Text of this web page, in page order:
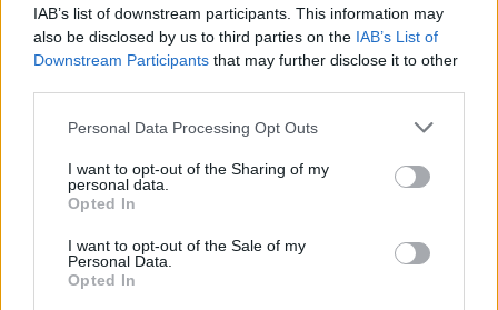
IAB’s list of downstream participants. This information may
also be disclosed by us to third parties on the IAB’s List of
Downstream Participants that may further disclose it to other
Personal Data Processing Opt Outs
I want to opt-out of the Sharing of my
personal data.
Opted In
I want to opt-out of the Sale of my
Personal Data.
Opted In
5 Αυγούστου 2026
Η FARIA Renewables προχώρησε στην ηλεκτροδότηση
του αιολικού πάρκου Faria Αίολος Λάρυμνα
5 Αυγούστου 2026
ΥΠΕΝ: Διευρύνεται ο κατάλογος των
Προστατευόμενων Τοπίων σε 12
4 Αυγούστου 2026
Newsletter Citygen.gr